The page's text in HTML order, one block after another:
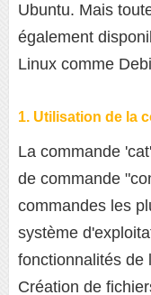
Ubuntu. Mais
également
Linux comme
1. Utilisation de la
La commande
de commande
commandes les
système
fonctionnalités de
Création de